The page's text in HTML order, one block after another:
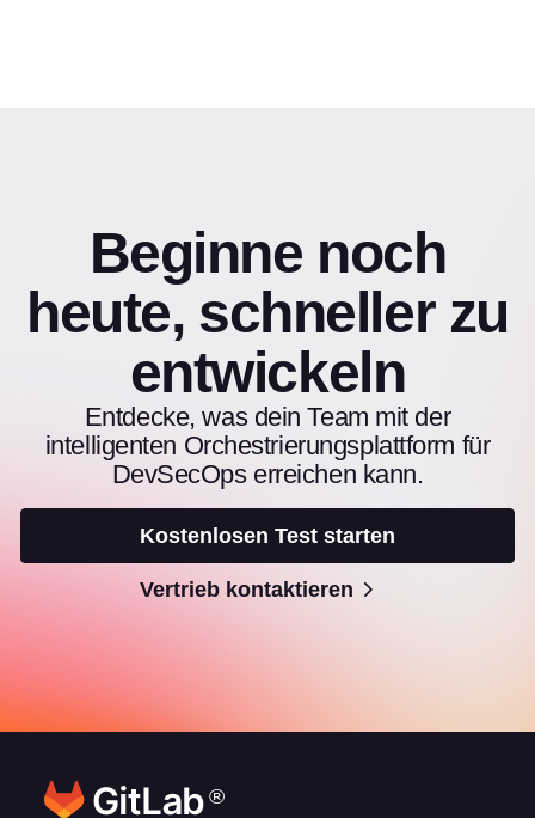
Beginne noch
heute, schneller zu
entwickeln
Entdecke, was dein Team mit der
intelligenten Orchestrierungsplattform für
DevSecOps erreichen kann.
Kostenlosen Test starten
Vertrieb kontaktieren
®